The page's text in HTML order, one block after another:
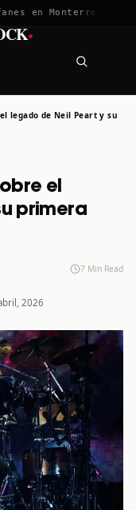
en Monterrey · 12
·
legado de Neil Peart y su
el
primera
7 Min Read
2026